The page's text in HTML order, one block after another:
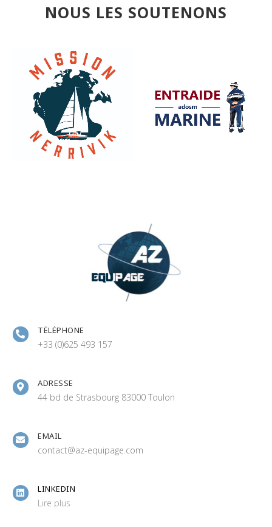
NOUS LES SOUTENONS
TÉLÉPHONE
+33 (0)625 493 157
ADRESSE
44 bd de Strasbourg 83000 Toulon
EMAIL
contact@az-equipage.com
LINKEDIN
Lire plus